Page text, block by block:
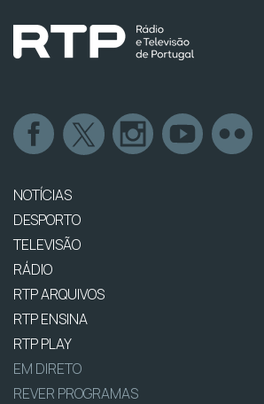
NOTÍCIAS
DESPORTO
TELEVISÃO
RÁDIO
RTP ARQUIVOS
RTP ENSINA
RTP PLAY
EM DIRETO
REVER PROGRAMAS